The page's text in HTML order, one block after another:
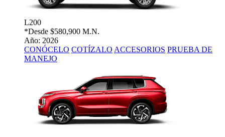
L200
*Desde $580,900 M.N.
Año: 2026
CONÓCELO COTÍZALO ACCESORIOS PRUEBA DE
MANEJO